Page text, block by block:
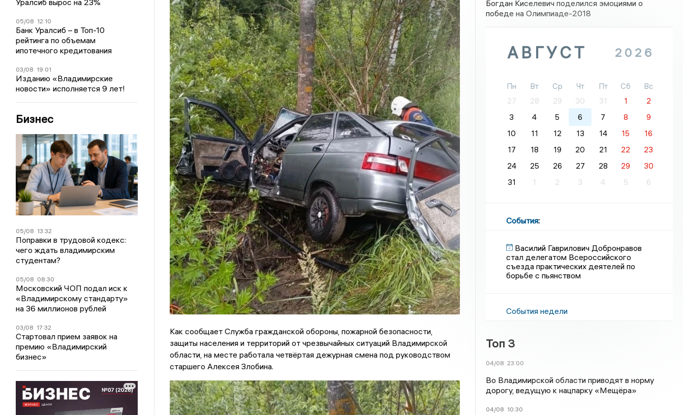
Уралсиб вырос на 23%
05/08 12:10
Банк Уралсиб – в Топ-10
рейтинга по объемам
ипотечного кредитования
03/08 19:01
Изданию «Владимирские
новости» исполняется 9 лет!
Бизнес
05/08 13:32
Поправки в трудовой кодекс:
чего ждать владимирским
студентам?
05/08 08:30
Московский ЧОП подал иск к
«Владимирскому стандарту»
на 36 миллионов рублей
03/08 17:32
Стартовал прием заявок на
премию «Владимирский
бизнес»
Как сообщает Служба гражданской обороны, пожарной безопасности,
защиты населения и территорий от чрезвычайных ситуаций Владимирской
области, на месте работала четвёртая дежурная смена под руководством
старшего Алексея Злобина.
Богдан Киселевич поделился эмоциями о
победе на Олимпиаде-2018
АВГУСТ 2026
Пн Вт Ср Чт Пт Сб
Вс
27
28 29 30 31 1
2
3
4 5 6 7 8
9
10
11 12 13 14 15
16
17
18 19 20 21 22
23
24
25 26 27 28 29
30
31
1 2 3 4 5 6
События:
Василий Гаврилович Добронравов
стал делегатом Всероссийского
съезда практических деятелей по
борьбе с пьянством
События недели
Топ 3
04/08 23:00
Во Владимирской области приводят в норму
дорогу, ведущую к нацпарку «Мещёра»
04/08 10:30